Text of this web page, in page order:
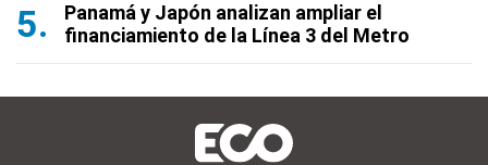
Panamá y Japón analizan ampliar el
financiamiento de la Línea 3 del Metro